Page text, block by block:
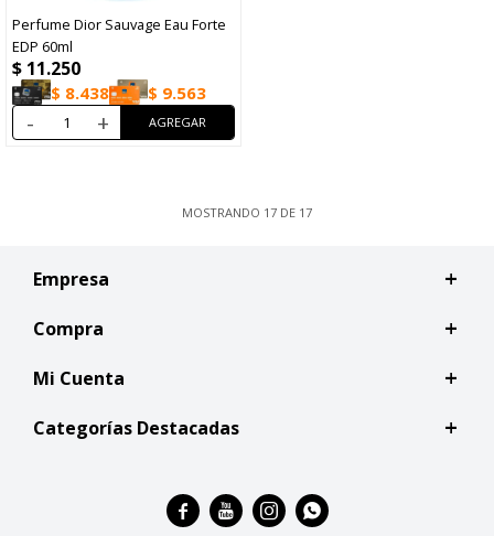
Perfume Dior Sauvage Eau Forte
EDP 60ml
$ 11.250
$ 8.438 $ 9.563
- +
MOSTRANDO 17 DE 17
Empresa
Compra
Mi Cuenta
Categorías Destacadas
   